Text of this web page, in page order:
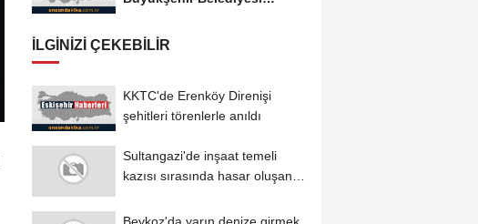
İLGINIZI ÇEKEBILIR
KKTC'de Erenköy Direnişi
şehitleri törenlerle anıldı
Sultangazi'de inşaat temeli
kazısı sırasında hasar oluşan 3